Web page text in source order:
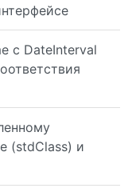
с DateInterval
(stdClass) и